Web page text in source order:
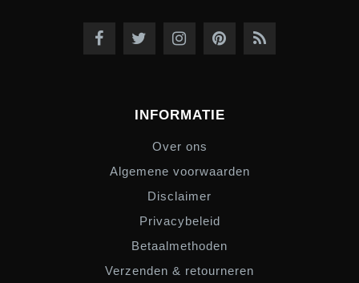
INFORMATIE
Over ons
Algemene voorwaarden
Disclaimer
Privacybeleid
Betaalmethoden
Verzenden & retourneren